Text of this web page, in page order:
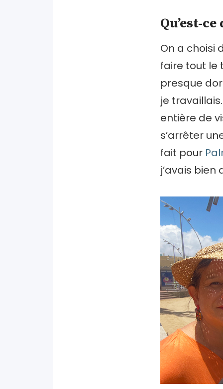
Qu’est-ce
On a choisi
faire tout le
presque
je
entière de
s’arrêter
fait pour
j’avais bien